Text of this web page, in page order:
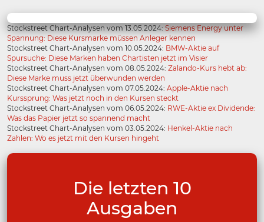
Stockstreet Chart-Analysen vom 13.05.2024:Siemens Energy unter
Spannung: Diese Kursmarke müssen Anleger kennen
Stockstreet Chart-Analysen vom 10.05.2024: BMW-Aktie auf
Spursuche: Diese Marken haben Chartisten jetzt im Visier
Stockstreet Chart-Analysen vom 08.05.2024: Zalando-Kurs hebt ab:
Diese Marke muss jetzt überwunden werden
Stockstreet Chart-Analysen vom 07.05.2024: Apple-Aktie nach
Kurssprung: Was jetzt noch in den Kursen steckt
Stockstreet Chart-Analysen vom 06.05.2024: RWE-Aktie ex Dividende:
Was das Papier jetzt so spannend macht
Stockstreet Chart-Analysen vom 03.05.2024: Henkel-Aktie nach
Zahlen: Wo es jetzt mit den Kursen hingeht
Die letzten 10
Ausgaben